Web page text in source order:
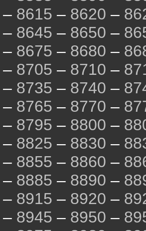
– 8615 – 8620 –
– 8645 – 8650 –
– 8675 – 8680 –
– 8705 – 8710 –
– 8735 – 8740 –
– 8765 – 8770 –
– 8795 – 8800 –
– 8825 – 8830 –
– 8855 – 8860 –
– 8885 – 8890 –
– 8915 – 8920 –
– 8945 – 8950 –